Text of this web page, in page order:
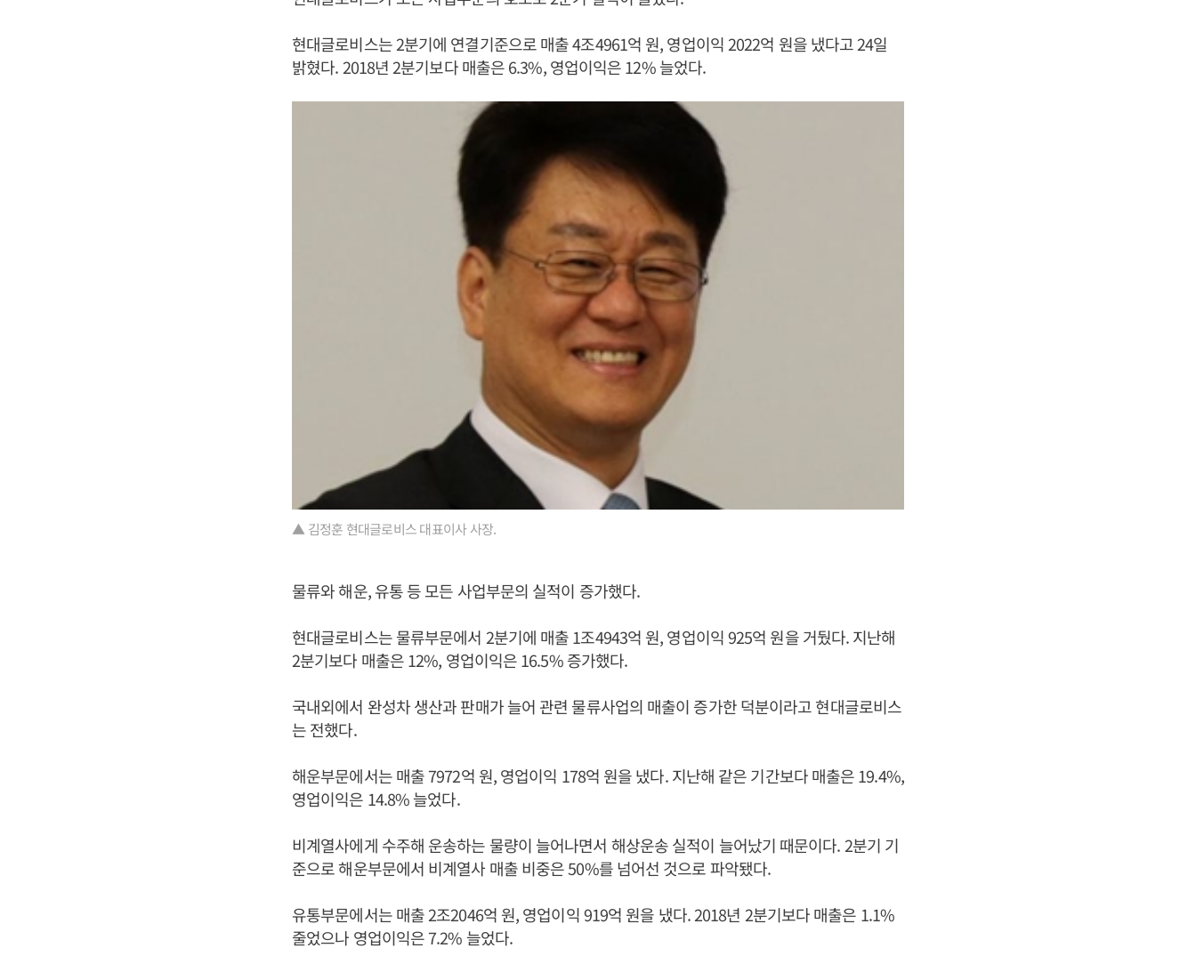
현대글로비스는 2분기에 연결기준으로 매출 4조4961억 원, 영업이익 2022억 원을 냈다고 24일
밝혔다. 2018년 2분기보다 매출은 6.3%, 영업이익은 12% 늘었다.
▲ 김정훈 현대글로비스 대표이사 사장.
물류와 해운, 유통 등 모든 사업부문의 실적이 증가했다.
현대글로비스는 물류부문에서 2분기에 매출 1조4943억 원, 영업이익 925억 원을 거뒀다. 지난해
2분기보다 매출은 12%, 영업이익은 16.5% 증가했다.
국내외에서 완성차 생산과 판매가 늘어 관련 물류사업의 매출이 증가한 덕분이라고 현대글로비스
는 전했다.
해운부문에서는 매출 7972억 원, 영업이익 178억 원을 냈다. 지난해 같은 기간보다 매출은 19.4%,
영업이익은 14.8% 늘었다.
비계열사에게 수주해 운송하는 물량이 늘어나면서 해상운송 실적이 늘어났기 때문이다. 2분기 기
준으로 해운부문에서 비계열사 매출 비중은 50%를 넘어선 것으로 파악됐다.
유통부문에서는 매출 2조2046억 원, 영업이익 919억 원을 냈다. 2018년 2분기보다 매출은 1.1%
줄었으나 영업이익은 7.2% 늘었다.